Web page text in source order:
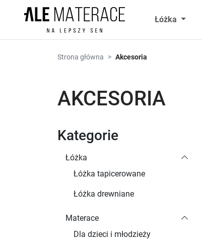
Przejdź do zawartości
Łóżka
Strona główna Akcesoria
AKCESORIA
Kategorie
Łóżka
Łóżka tapicerowane
Łóżka drewniane
Materace
Dla dzieci i młodzieży